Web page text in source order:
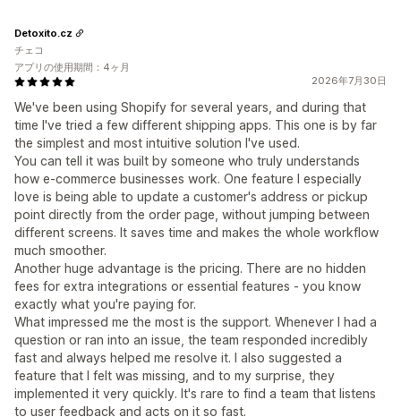
2026年7月30日
We've been using Shopify for several years, and during that
time I've tried a few different shipping apps. This one is by far
the simplest and most intuitive solution I've used.
You can tell it was built by someone who truly understands
how e-commerce businesses work. One feature I especially
love is being able to update a customer's address or pickup
point directly from the order page, without jumping between
different screens. It saves time and makes the whole workflow
much smoother.
Another huge advantage is the pricing. There are no hidden
fees for extra integrations or essential features - you know
exactly what you're paying for.
What impressed me the most is the support. Whenever I had a
question or ran into an issue, the team responded incredibly
fast and always helped me resolve it. I also suggested a
feature that I felt was missing, and to my surprise, they
implemented it very quickly. It's rare to find a team that listens
to user feedback and acts on it so fast.
Detoxito.cz
チェコ
アプリの使用期間：4ヶ月